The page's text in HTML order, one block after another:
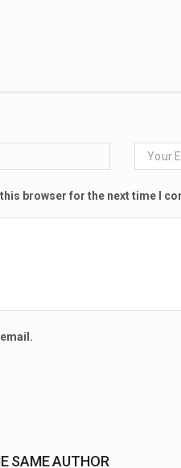
browser for the next time I
SAME AUTHOR